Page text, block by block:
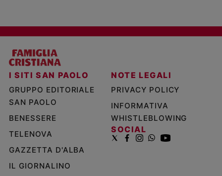
I SITI SAN PAOLO
GRUPPO EDITORIALE
SAN PAOLO
BENESSERE
TELENOVA
GAZZETTA D'ALBA
IL GIORNALINO
NOTE LEGALI
PRIVACY POLICY
INFORMATIVA
WHISTLEBLOWING
SOCIAL